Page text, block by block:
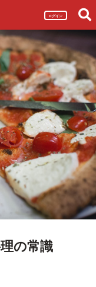
ログイン
の常識